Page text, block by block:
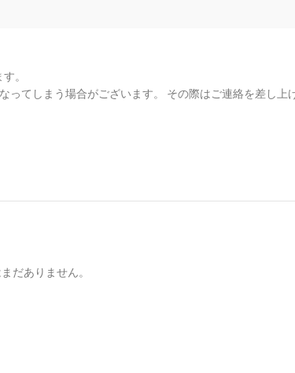
。
てしまう場合がございます。 その際はご連絡を差し上
だありません。